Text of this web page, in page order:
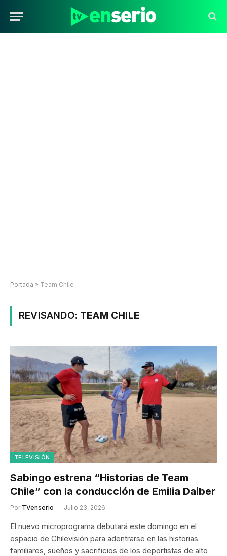
Portada » Team Chile
REVISANDO: TEAM CHILE
TELEVISIÓN
Sabingo estrena “Historias de Team
Chile” con la conducción de Emilia Daiber
Por TVenserio Julio 23, 2026
El nuevo microprograma debutará este domingo en el
espacio de Chilevisión para adentrarse en las historias
familiares, sueños y sacrificios de los deportistas de alto